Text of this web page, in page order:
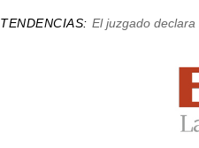
TENDENCIAS: El juzgado